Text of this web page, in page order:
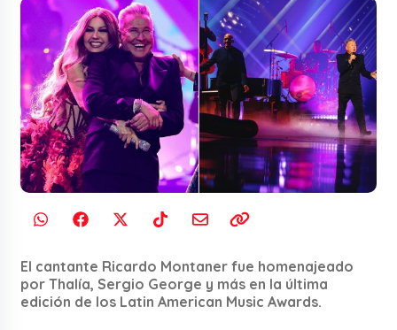
El cantante Ricardo Montaner fue homenajeado
por Thalía, Sergio George y más en la última
edición de los Latin American Music Awards.